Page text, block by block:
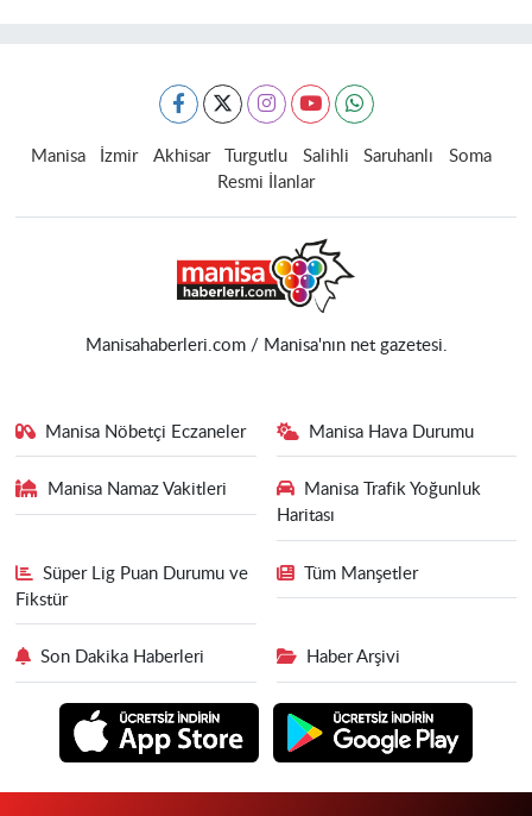
Manisa İzmir Akhisar Turgutlu Salihli Saruhanlı
Soma
Resmi İlanlar
Manisahaberleri.com / Manisa'nın net gazetesi.
Manisa Nöbetçi Eczaneler Manisa Hava Durumu
Manisa Namaz Vakitleri
Manisa Trafik Yoğunluk
Haritası
Süper Lig Puan Durumu ve
Fikstür
Tüm Manşetler
Son Dakika Haberleri Haber Arşivi